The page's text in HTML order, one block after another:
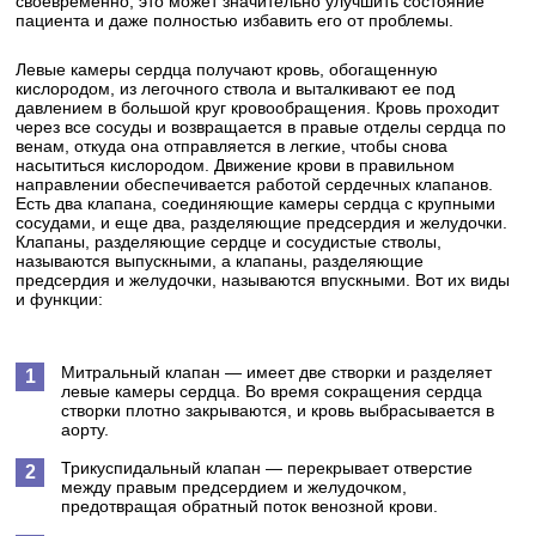
пациента и даже полностью избавить его от проблемы.
Левые камеры сердца получают кровь, обогащенную
кислородом, из легочного ствола и выталкивают ее под
давлением в большой круг кровообращения. Кровь проходит
через все сосуды и возвращается в правые отделы сердца по
венам, откуда она отправляется в легкие, чтобы снова
насытиться кислородом. Движение крови в правильном
направлении обеспечивается работой сердечных клапанов.
Есть два клапана, соединяющие камеры сердца с крупными
сосудами, и еще два, разделяющие предсердия и желудочки.
Клапаны, разделяющие сердце и сосудистые стволы,
называются выпускными, а клапаны, разделяющие
предсердия и желудочки, называются впускными. Вот их виды
и функции:
Митральный клапан — имеет две створки и разделяет
левые камеры сердца. Во время сокращения сердца
створки плотно закрываются, и кровь выбрасывается в
аорту.
Трикуспидальный клапан — перекрывает отверстие
между правым предсердием и желудочком,
предотвращая обратный поток венозной крови.